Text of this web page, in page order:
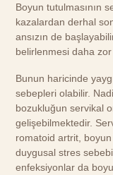
Boyun tutulmasının
kazalardan derhal
ansızın de
belirlenmesi daha zor
Bunun haricinde
sebepleri olabilir.
bozukluğun servikal
gelişebilmektedir.
romatoid artrit, boyun
duygusal stres
enfeksiyonlar da